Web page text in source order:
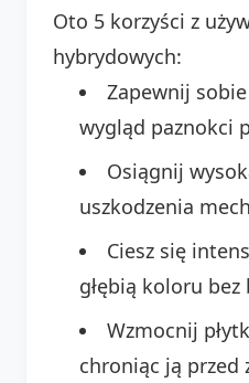
Oto 5 korzyści z
hybrydowych:
Zapewnij
wygląd paznokci
Osiągnij
uszkodzenia
Ciesz się
głębią koloru
Wzmocnij
chroniąc ją przed